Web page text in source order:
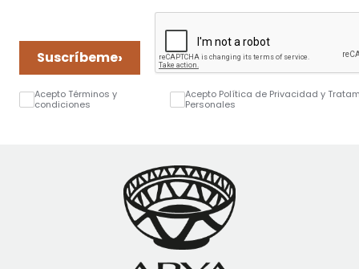
Suscríbeme›
Acepto Términos y
condiciones
Acepto Política de Privacidad y
Personales